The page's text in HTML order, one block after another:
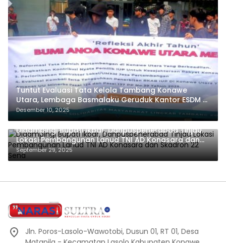
Tuntut Evaluasi Tata Kelola Tambang Konawe
Utara, Lembaga Basmalaku Geruduk Kantor ESDM RI
dan PT.Antam
Desember 10, 2025
Didampingi Bupati Ikbar, Danpuspenerabad Tinjau
Lokasi Pembangunan Lanud TNI AD Konasara dan
Skadron 22 Sena
September 29, 2025
Jln. Poros-Lasolo-Wawotobi, Dusun 01, RT 01, Desa